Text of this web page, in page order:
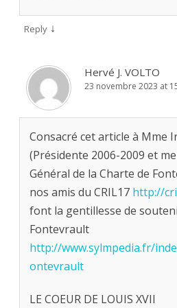
Reply ↓
Hervé J. VOLTO
23 novembre 2023 at
Consacré cet article à Mme
(Présidente 2006-2009 et
Général de la Charte de
nos amis du CRIL17 http://
font la gentillesse de
Fontevrault
http://www.sylmpedia.fr/
ontevrault
LE COEUR DE LOUIS XVII